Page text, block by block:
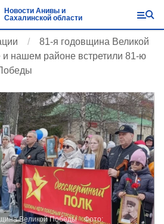
Новости Анивы и
Сахалинской области
81-я годовщина Великой
и нашем районе встретили 81-ю
Великой Победы Фото: